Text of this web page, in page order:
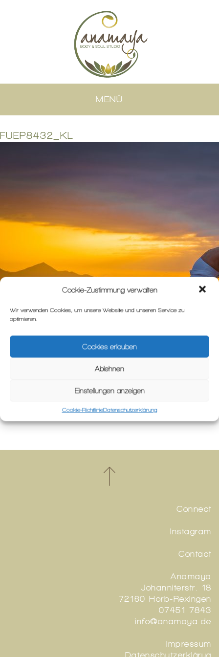
Cookie-Zustimmung verwalten
Wir verwenden Cookies, um unsere Website und unseren Service zu
optimieren.
Cookies erlauben
Ablehnen
Einstellungen anzeigen
Cookie-RichtlinieDatenschutzerklärung
MENÜ
FUEP8432_KL
Connect
Instagram
Contact
Anamaya
Johanniterstr. 18
72160 Horb-Rexingen
07451 7843
info@anamaya.de
Impressum
Datenschutzerklärug